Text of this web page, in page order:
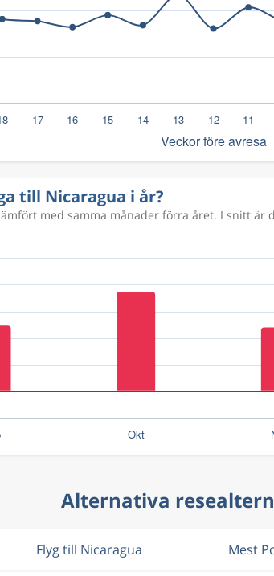
till Nicaragua i år?
med samma månader förra året. I snitt
Alternativa
Flyg till Nicaragua Mest